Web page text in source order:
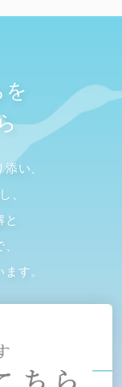
い、
、
と
す。